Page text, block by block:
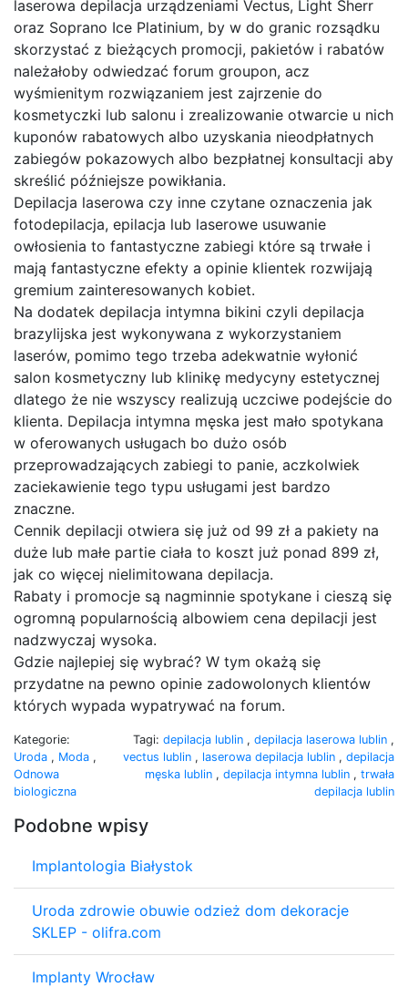
laserowa depilacja urządzeniami Vectus, Light Sherr
oraz Soprano Ice Platinium, by w do granic rozsądku
skorzystać z bieżących promocji, pakietów i rabatów
należałoby odwiedzać forum groupon, acz
wyśmienitym rozwiązaniem jest zajrzenie do
kosmetyczki lub salonu i zrealizowanie otwarcie u nich
kuponów rabatowych albo uzyskania nieodpłatnych
zabiegów pokazowych albo bezpłatnej konsultacji aby
skreślić późniejsze powikłania.
Depilacja laserowa czy inne czytane oznaczenia jak
fotodepilacja, epilacja lub laserowe usuwanie
owłosienia to fantastyczne zabiegi które są trwałe i
mają fantastyczne efekty a opinie klientek rozwijają
gremium zainteresowanych kobiet.
Na dodatek depilacja intymna bikini czyli depilacja
brazylijska jest wykonywana z wykorzystaniem
laserów, pomimo tego trzeba adekwatnie wyłonić
salon kosmetyczny lub klinikę medycyny estetycznej
dlatego że nie wszyscy realizują uczciwe podejście do
klienta. Depilacja intymna męska jest mało spotykana
w oferowanych usługach bo dużo osób
przeprowadzających zabiegi to panie, aczkolwiek
zaciekawienie tego typu usługami jest bardzo
znaczne.
Cennik depilacji otwiera się już od 99 zł a pakiety na
duże lub małe partie ciała to koszt już ponad 899 zł,
jak co więcej nielimitowana depilacja.
Rabaty i promocje są nagminnie spotykane i cieszą się
ogromną popularnością albowiem cena depilacji jest
nadzwyczaj wysoka.
Gdzie najlepiej się wybrać? W tym okażą się
przydatne na pewno opinie zadowolonych klientów
których wypada wypatrywać na forum.
Kategorie:
Uroda , Moda ,
Odnowa
biologiczna
Tagi: depilacja lublin , depilacja laserowa lublin ,
vectus lublin , laserowa depilacja lublin , depilacja
męska lublin , depilacja intymna lublin , trwała
depilacja lublin
Podobne wpisy
Implantologia Białystok
Uroda zdrowie obuwie odzież dom dekoracje
SKLEP - olifra.com
Implanty Wrocław